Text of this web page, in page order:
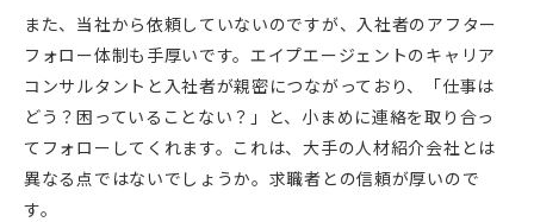
また、当社から依頼していないのですが、入社者のアフター
フォロー体制も手厚いです。エイプエージェントのキャリア
コンサルタントと入社者が親密につながっており、「仕事は
どう？困っていることない？」と、小まめに連絡を取り合っ
てフォローしてくれます。これは、大手の人材紹介会社とは
異なる点ではないでしょうか。求職者との信頼が厚いので
す。